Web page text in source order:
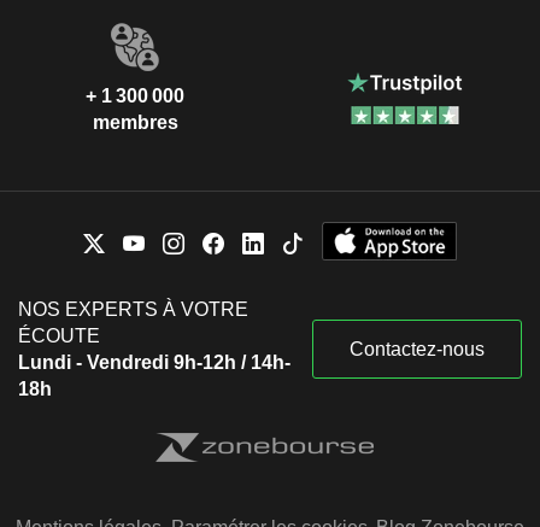
+ 1 300 000
membres
NOS EXPERTS À VOTRE
ÉCOUTE
Lundi - Vendredi 9h-12h / 14h-
18h
Contactez-nous